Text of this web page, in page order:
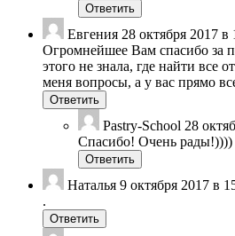
Ответить
Евгения 28 октября 2017 в
Огромнейшее Вам спасибо за
этого не знала, где найти все
меня вопросы, а у вас прямо
Ответить
Pastry-School 28
Спасибо! Очень рады!))))
Ответить
Наталья 9 октября 2017 в
.
Ответить